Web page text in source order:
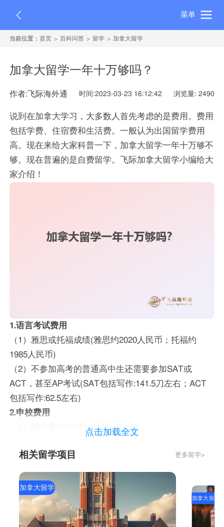
菜单
当前位置：首页 百科问答 留学 加拿大留学
加拿大留学一年十万够吗？
作者:飞际海外通 时间:2023-03-23 16:12:42 浏览量: 2490
说到在加拿大学习，大多数人首先考虑的是费用。费用
包括学费、住宿费和生活费。一般认为出国留学费用
高。现在来给大家科普一下，加拿大留学一年十万够不
够。现在普遍的是自费留学。飞际加拿大留学小编给大
家介绍！
1.语言考试费用
（1）雅思或托福成绩(雅思约2020人民币；托福约
1985人民币)
（2）不参加高考的普通高中生还需要参加SAT或
ACT，甚至AP考试(SAT包括写作:141.5刀左右；ACT
包括写作:62.5左右)
2.申校费用
（1）网申费(约500人民币/所学校)
（3）成绩公证费(180元/份)
（4）邮寄材料(约300RMB/份，必要时)
（5）护照办理(200rmb)
点击加载全文
相关留学项目 更多留学>
加拿大留学
加拿大留学